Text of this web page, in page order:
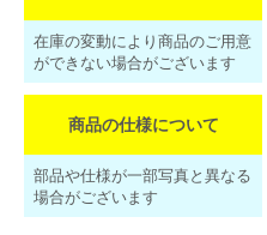
在庫の変動により商品のご用意
ができない場合がございます
商品の仕様について
部品や仕様が一部写真と異なる
場合がございます